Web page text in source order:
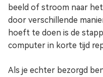
beeld of stroom naar
door verschillende
hoeft te doen is de
computer in korte tijd
Als je echter bezorgd